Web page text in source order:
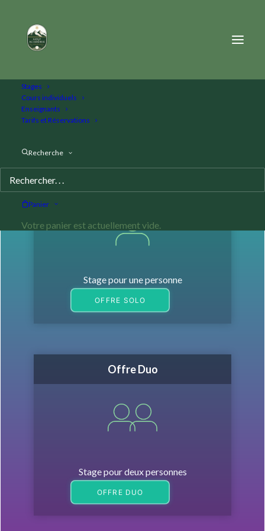
Stages
Cours individuels
Enseignants
Tarifs et Réservations
Recherche
Panier
Votre panier est actuellement vide.
Type d'offre
Stage pour une personne
OFFRE SOLO
Offre Duo
Stage pour deux personnes
OFFRE DUO